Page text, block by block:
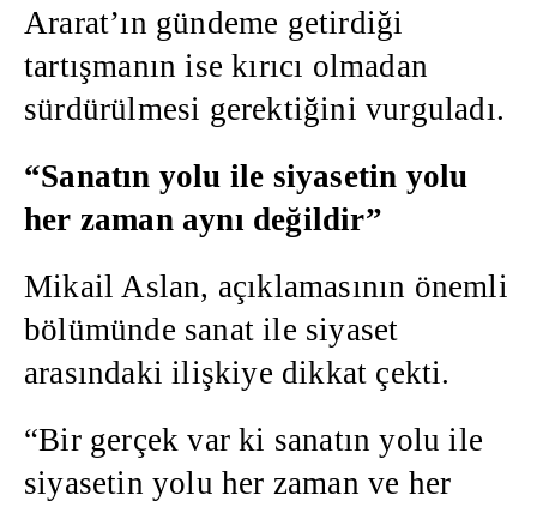
Ararat’ın gündeme getirdiği
tartışmanın ise kırıcı olmadan
sürdürülmesi gerektiğini vurguladı.
“Sanatın yolu ile siyasetin yolu
her zaman aynı değildir”
Mikail Aslan, açıklamasının önemli
bölümünde sanat ile siyaset
arasındaki ilişkiye dikkat çekti.
“Bir gerçek var ki sanatın yolu ile
siyasetin yolu her zaman ve her